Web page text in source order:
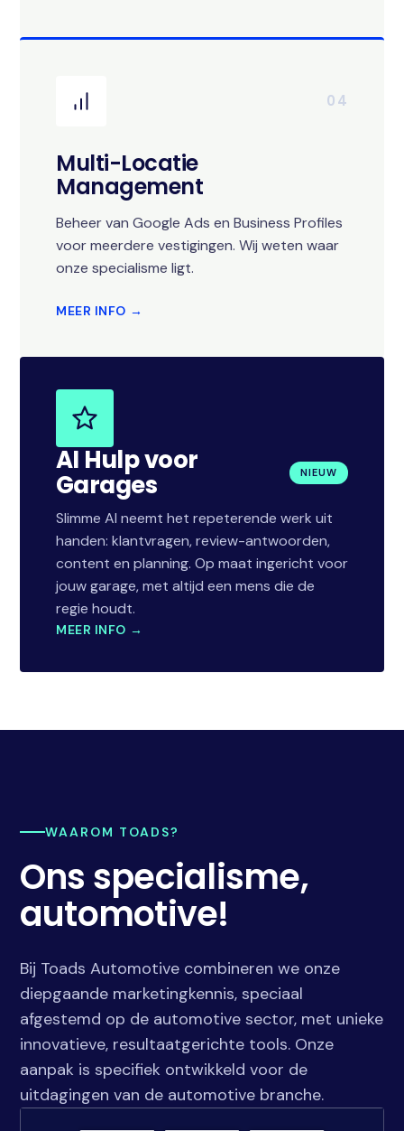
04
Multi-Locatie
Management
Beheer van Google Ads en Business Profiles
voor meerdere vestigingen. Wij weten waar
onze specialisme ligt.
MEER INFO →
AI Hulp voor
Garages NIEUW
Slimme AI neemt het repeterende werk uit
handen: klantvragen, review-antwoorden,
content en planning. Op maat ingericht voor
jouw garage, met altijd een mens die de
regie houdt.
MEER INFO →
WAAROM TOADS?
Ons specialisme,
automotive!
Bij Toads Automotive combineren we onze
diepgaande marketingkennis, speciaal
afgestemd op de automotive sector, met unieke
innovatieve, resultaatgerichte tools. Onze
aanpak is specifiek ontwikkeld voor de
uitdagingen van de automotive branche.